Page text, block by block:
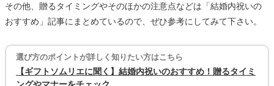
その他、贈るタイミングやそのほかの注意点などは「結婚内祝いの
おすすめ」記事にまとめているので、ぜひ参考にしてみて下さい。
選び方のポイントが詳しく知りたい方はこちら
【ギフトソムリエに聞く】結婚内祝いのおすすめ！贈るタイミ